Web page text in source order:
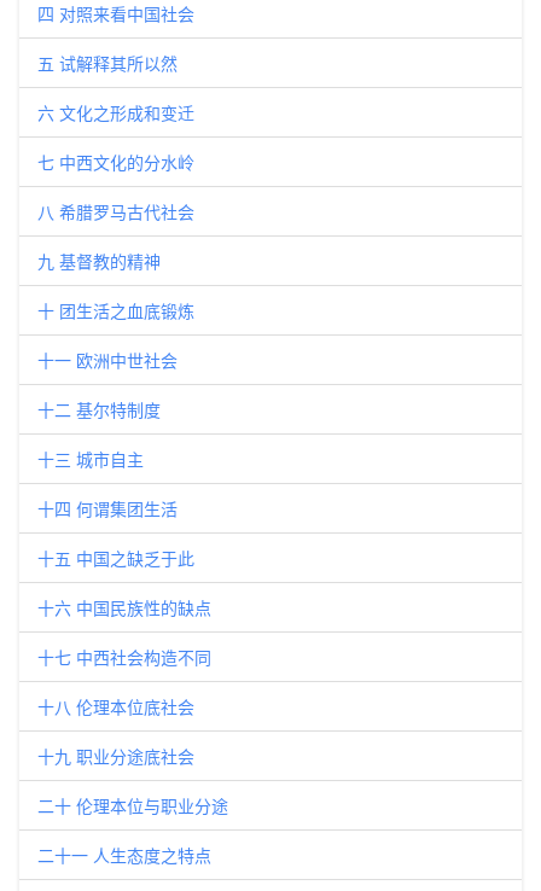
四 对照来看中国社会
五 试解释其所以然
六 文化之形成和变迁
七 中西文化的分水岭
八 希腊罗马古代社会
九 基督教的精神
十 团生活之血底锻炼
十一 欧洲中世社会
十二 基尔特制度
十三 城市自主
十四 何谓集团生活
十五 中国之缺乏于此
十六 中国民族性的缺点
十七 中西社会构造不同
十八 伦理本位底社会
十九 职业分途底社会
二十 伦理本位与职业分途
二十一 人生态度之特点